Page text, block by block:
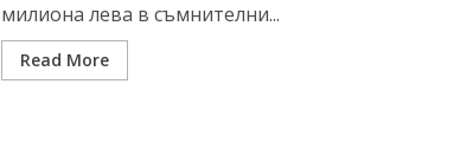
милиона лева в съмнителни...
Read More